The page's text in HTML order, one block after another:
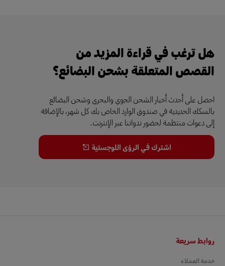
هل ترغب في قراءة المزيد من
القصص المتعلقة بشحن البضائع؟
احصل على أحدث أخبار الشحن الجوي والبحري وشحن البضائع
بالسكك الحديدية في صندوق الوارد الخاص بك كل شهر، بالإضافة
إلى دعوات منتظمة لحضور ندواتنا عبر الإنترنت.
اشترك في الرؤى اللوجستية
روابط سريعة
خدمة العملاء